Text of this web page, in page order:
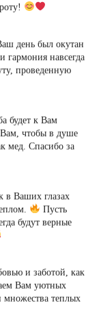
день был окутан
гармония навсегда
проведенную
будет к Вам
чтобы в душе
мед. Спасибо за
в Ваших глазах
Пусть
будут верные
и заботой, как
Вам уютных
множества теплых